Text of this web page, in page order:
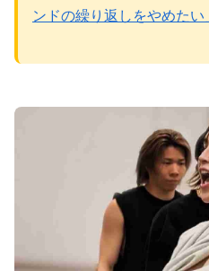
ンドの繰り返しをやめたい